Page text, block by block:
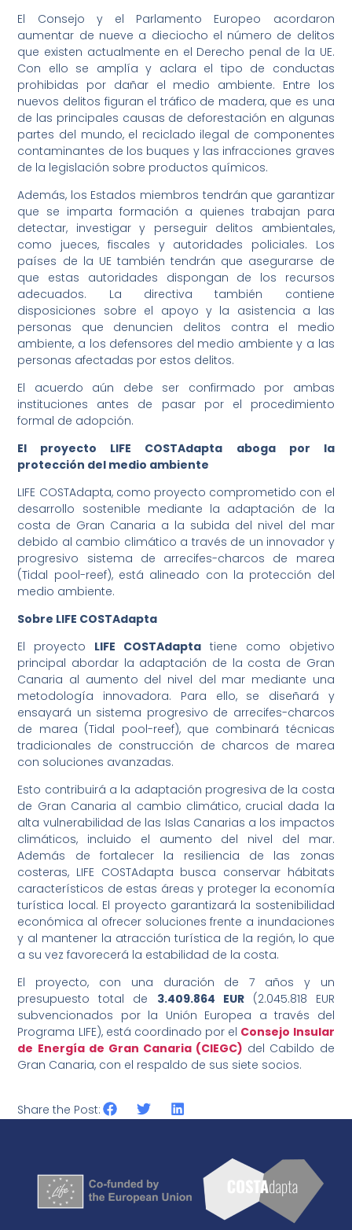
El Consejo y el Parlamento Europeo acordaron
aumentar de nueve a dieciocho el número de delitos
que existen actualmente en el Derecho penal de la UE.
Con ello se amplía y aclara el tipo de conductas
prohibidas por dañar el medio ambiente. Entre los
nuevos delitos figuran el tráfico de madera, que es una
de las principales causas de deforestación en algunas
partes del mundo, el reciclado ilegal de componentes
contaminantes de los buques y las infracciones graves
de la legislación sobre productos químicos.
Además, los Estados miembros tendrán que garantizar
que se imparta formación a quienes trabajan para
detectar, investigar y perseguir delitos ambientales,
como jueces, fiscales y autoridades policiales. Los
países de la UE también tendrán que asegurarse de
que estas autoridades dispongan de los recursos
adecuados. La directiva también contiene
disposiciones sobre el apoyo y la asistencia a las
personas que denuncien delitos contra el medio
ambiente, a los defensores del medio ambiente y a las
personas afectadas por estos delitos.
El acuerdo aún debe ser confirmado por ambas
instituciones antes de pasar por el procedimiento
formal de adopción.
El proyecto LIFE COSTAdapta aboga por la
protección del medio ambiente
LIFE COSTAdapta, como proyecto comprometido con el
desarrollo sostenible mediante la adaptación de la
costa de Gran Canaria a la subida del nivel del mar
debido al cambio climático a través de un innovador y
progresivo sistema de arrecifes-charcos de marea
(Tidal pool-reef), está alineado con la protección del
medio ambiente.
Sobre LIFE COSTAdapta
El proyecto LIFE COSTAdapta tiene como objetivo
principal abordar la adaptación de la costa de Gran
Canaria al aumento del nivel del mar mediante una
metodología innovadora. Para ello, se diseñará y
ensayará un sistema progresivo de arrecifes-charcos
de marea (Tidal pool-reef), que combinará técnicas
tradicionales de construcción de charcos de marea
con soluciones avanzadas.
Esto contribuirá a la adaptación progresiva de la costa
de Gran Canaria al cambio climático, crucial dada la
alta vulnerabilidad de las Islas Canarias a los impactos
climáticos, incluido el aumento del nivel del mar.
Además de fortalecer la resiliencia de las zonas
costeras, LIFE COSTAdapta busca conservar hábitats
característicos de estas áreas y proteger la economía
turística local. El proyecto garantizará la sostenibilidad
económica al ofrecer soluciones frente a inundaciones
y al mantener la atracción turística de la región, lo que
a su vez favorecerá la estabilidad de la costa.
El proyecto, con una duración de 7 años y un
presupuesto total de 3.409.864 EUR(2.045.818 EUR
subvencionados por la Unión Europea a través del
Programa LIFE), está coordinado por el Consejo Insular
de Energía de Gran Canaria (CIEGC) del Cabildo de
Gran Canaria, con el respaldo de sus siete socios.
Share the Post: